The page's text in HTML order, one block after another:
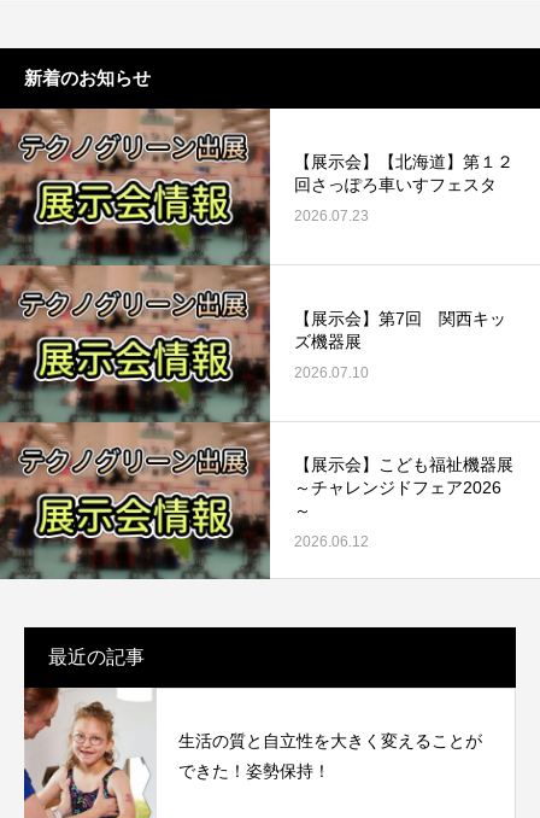
新着のお知らせ
【展示会】【北海道】第１２
回さっぽろ車いすフェスタ
2026.07.23
【展示会】第7回 関西キッ
ズ機器展
2026.07.10
【展示会】こども福祉機器展
～チャレンジドフェア2026
～
2026.06.12
最近の記事
生活の質と自立性を大きく変えることが
できた！姿勢保持！